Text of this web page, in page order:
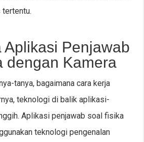
tertentu.
Aplikasi Penjawab
dengan Kamera
tanya, bagaimana cara kerja
teknologi di balik aplikasi-
Aplikasi penjawab soal fisika
teknologi pengenalan